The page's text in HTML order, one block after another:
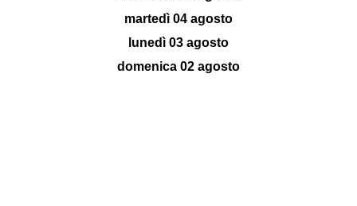
martedì 04 agosto
lunedì 03 agosto
domenica 02 agosto